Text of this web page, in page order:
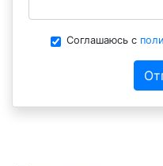
Соглашаюсь с